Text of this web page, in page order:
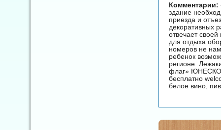
Комментарии:
здание
приезда и
декоративных
отвечает
для отдыха
номеров не
ребенок
регионе.
флаг» ЮНЕСКО
бесплатно
белое вино,